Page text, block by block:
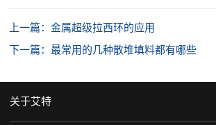
上一篇：金属超级拉西环的应用
下一篇：最常用的几种散堆填料都有哪些
关于艾特